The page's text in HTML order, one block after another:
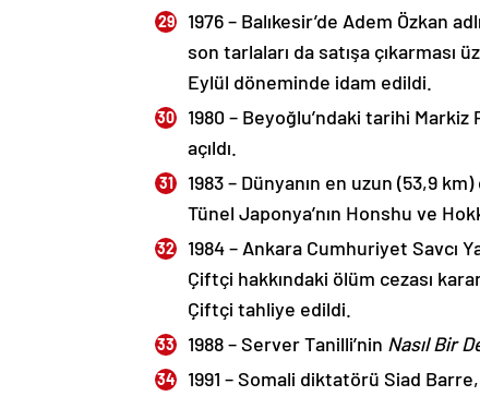
1976 – Balıkesir’de Adem Özkan
son tarlaları da satışa
Eylül döneminde idam edildi.
1980 – Beyoğlu’ndaki tarihi
açıldı.
1983 – Dünyanın en uzun (53,9
Tünel Japonya’nın Honshu ve
1984 – Ankara Cumhuriyet Savcı
Çiftçi hakkındaki ölüm cezası
Çiftçi tahliye edildi.
1988 – Server Tanilli’nin Nasıl Bir
1991 – Somali diktatörü Siad